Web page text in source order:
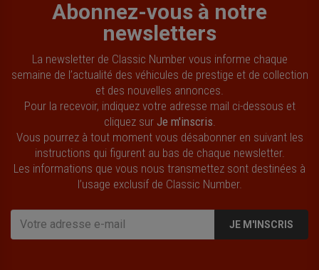
Abonnez-vous à notre
newsletters
La newsletter de Classic Number vous informe chaque
semaine de l’actualité des véhicules de prestige et de collection
et des nouvelles annonces.
Pour la recevoir, indiquez votre adresse mail ci-dessous et
cliquez sur Je m'inscris
Vous pourrez à tout moment vous désabonner en suivant les
instructions qui figurent au bas de chaque newsletter.
Les informations que vous nous transmettez sont destinées à
l’usage exclusif de Classic Number.
JE M'INSCRIS